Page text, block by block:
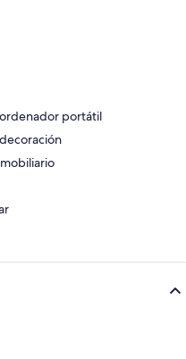
portátil